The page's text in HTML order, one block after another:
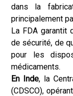
dans la
principalement
La FDA garantit
de sécurité, de
pour les
médicaments.
En Inde, la
(CDSCO),